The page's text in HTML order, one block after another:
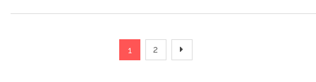
Pagina
U lees momenteel pagina
1
Pagina
2
Pagina